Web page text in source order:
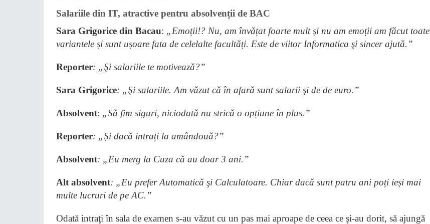
Salariile din IT, atractive pentru absolvenții de BAC
Sara Grigorice din Bacau: „Emoții!? Nu, am învățat foarte mult și nu am emoții am făcut toate
variantele și sunt ușoare fata de celelalte facultăți. Este de viitor Informatica şi sincer ajută.”
Reporter: „Şi salariile te motivează?”
Sara Grigorice: „Şi salariile. Am văzut că în afară sunt salarii şi de de euro.”
Absolvent: „Să fim siguri, niciodată nu strică o opțiune în plus.”
Reporter: „Și dacă intrați la amândouă?”
Absolvent: „Eu merg la Cuza că au doar 3 ani.”
Alt absolvent: „Eu prefer Automatică şi Calculatoare. Chiar dacă sunt patru ani poți ieși mai
multe lucruri de pe AC.”
Odată intraţi în sala de examen s-au văzut cu un pas mai aproape de ceea ce şi-au dorit, să ajungă